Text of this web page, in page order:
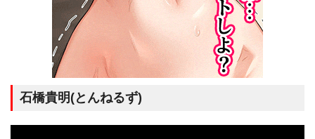
石橋貴明(とんねるず)